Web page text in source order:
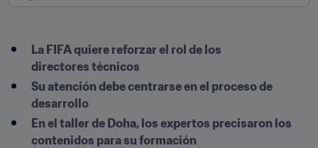
La FIFA quiere reforzar el rol de los
directores técnicos
Su atención debe centrarse en el proceso de
desarrollo
En el taller de Doha, los expertos precisaron los
contenidos para su formación